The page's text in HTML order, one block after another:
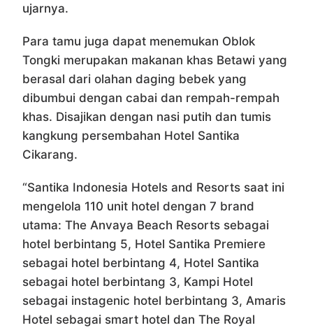
ujarnya.
Para tamu juga dapat menemukan Oblok
Tongki merupakan makanan khas Betawi yang
berasal dari olahan daging bebek yang
dibumbui dengan cabai dan rempah-rempah
khas. Disajikan dengan nasi putih dan tumis
kangkung persembahan Hotel Santika
Cikarang.
“Santika Indonesia Hotels and Resorts saat ini
mengelola 110 unit hotel dengan 7 brand
utama: The Anvaya Beach Resorts sebagai
hotel berbintang 5, Hotel Santika Premiere
sebagai hotel berbintang 4, Hotel Santika
sebagai hotel berbintang 3, Kampi Hotel
sebagai instagenic hotel berbintang 3, Amaris
Hotel sebagai smart hotel dan The Royal